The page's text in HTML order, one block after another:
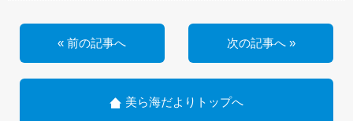
« 前の記事へ 次の記事へ »
美ら海だよりトップへ